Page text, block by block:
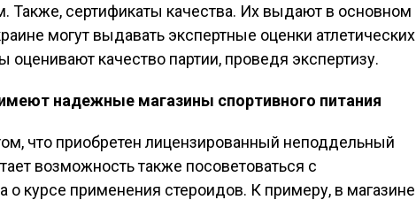
сертификаты качества. Их выдают в основном
могут выдавать экспертные оценки атлетических
оценивают качество партии, проведя экспертизу.
надежные магазины спортивного питания
что приобретен лицензированный неподдельный
возможность также посоветоваться с
о курсе применения стероидов. К примеру, в магазине